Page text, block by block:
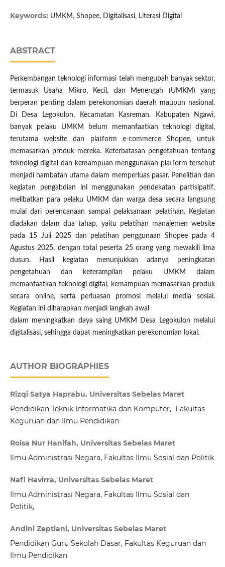
Keywords: UMKM, Shopee, Digitalisasi, Literasi Digital
ABSTRACT
Perkembangan teknologi informasi telah mengubah banyak sektor,
termasuk Usaha Mikro, Kecil, dan Menengah (UMKM) yang
berperan penting dalam perekonomian daerah maupun nasional.
Di Desa Legokulon, Kecamatan Kasreman, Kabupaten Ngawi,
banyak pelaku UMKM belum memanfaatkan teknologi digital,
terutama website dan platform e-commerce Shopee, untuk
memasarkan produk mereka. Keterbatasan pengetahuan tentang
teknologi digital dan kemampuan menggunakan platform tersebut
menjadi hambatan utama dalam memperluas pasar. Penelitian dan
kegiatan pengabdian ini menggunakan pendekatan partisipatif,
melibatkan para pelaku UMKM dan warga desa secara langsung
mulai dari perencanaan sampai pelaksanaan pelatihan. Kegiatan
diadakan dalam dua tahap, yaitu pelatihan manajemen website
pada 15 Juli 2025 dan pelatihan penggunaan Shopee pada 4
Agustus 2025, dengan total peserta 25 orang yang mewakili lima
dusun. Hasil kegiatan menunjukkan adanya peningkatan
pengetahuan dan keterampilan pelaku UMKM dalam
memanfaatkan teknologi digital, kemampuan memasarkan produk
secara online, serta perluasan promosi melalui media sosial.
Kegiatan ini diharapkan menjadi langkah awal
dalam meningkatkan daya saing UMKM Desa Legokulon melalui
digitalisasi, sehingga dapat meningkatkan perekonomian lokal.
AUTHOR BIOGRAPHIES
Rizqi Satya Haprabu, Universitas Sebelas Maret
Pendidikan Teknik Informatika dan Komputer, Fakultas
Keguruan dan Ilmu Pendidikan
Roisa Nur Hanifah, Universitas Sebelas Maret
Ilmu Administrasi Negara, Fakultas Ilmu Sosial dan Politik
Nafi Havirra, Universitas Sebelas Maret
Ilmu Administrasi Negara, Fakultas Ilmu Sosial dan
Politik,
Andini Zeptiani, Universitas Sebelas Maret
Pendidikan Guru Sekolah Dasar, Fakultas Keguruan dan
Ilmu Pendidikan